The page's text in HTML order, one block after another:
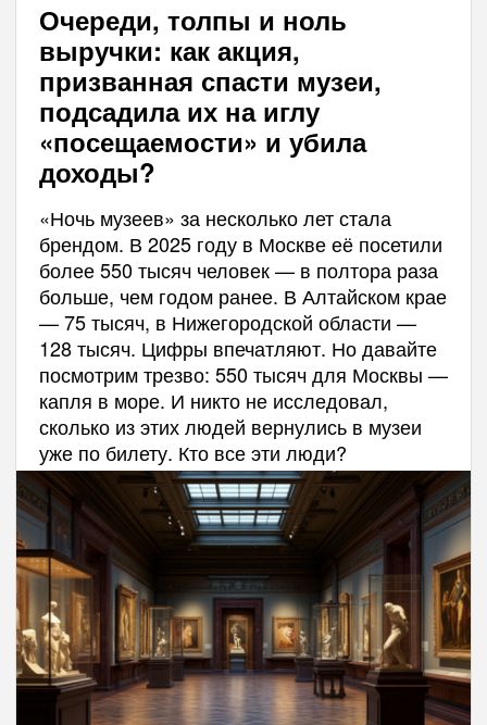
Очереди, толпы и ноль
выручки: как акция,
призванная спасти музеи,
подсадила их на иглу
«посещаемости» и убила
доходы?
«Ночь музеев» за несколько лет стала
брендом. В 2025 году в Москве её посетили
более 550 тысяч человек — в полтора раза
больше, чем годом ранее. В Алтайском крае
— 75 тысяч, в Нижегородской области —
128 тысяч. Цифры впечатляют. Но давайте
посмотрим трезво: 550 тысяч для Москвы —
капля в море. И никто не исследовал,
сколько из этих людей вернулись в музеи
уже по билету. Кто все эти люди?